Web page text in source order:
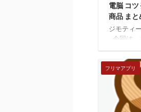
電脳 コツ
商品 まと
ジモティ
今回は、
うコミュ
紹介しま
ジモティ
は、地域
マ、不用
ティのサ
フリマアプリ